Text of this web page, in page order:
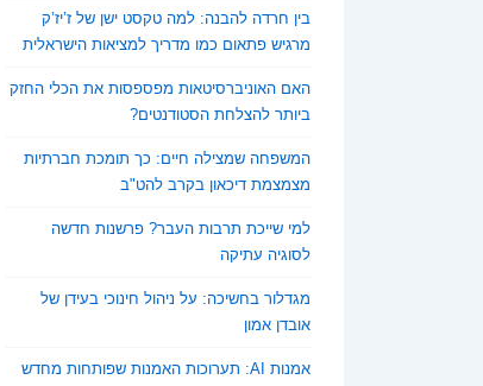
בין חרדה להבנה: למה טקסט ישן של ז’יז’ק
מרגיש פתאום כמו מדריך למציאות הישראלית
האם האוניברסיטאות מפספסות את הכלי החזק
ביותר להצלחת הסטודנטים?
המשפחה שמצילה חיים: כך תומכת חברתיות
מצמצמת דיכאון בקרב להט"ב
למי שייכת תרבות העבר? פרשנות חדשה
לסוגיה עתיקה
מגדלור בחשיכה: על ניהול חינוכי בעידן של
אובדן אמון
אמנות AI: תערוכות האמנות שפותחות מחדש